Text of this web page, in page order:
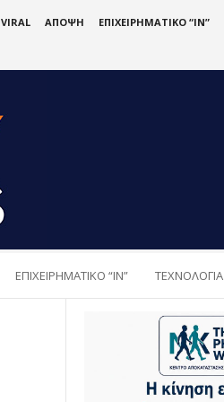
VIRAL ΑΠΟΨΗ ΕΠΙΧΕΙΡΗΜΑΤΙΚΟ “IN”
ΕΠΙΧΕΙΡΗΜΑΤΙΚΟ “IN” ΤΕΧΝΟΛΟΓΙΑ